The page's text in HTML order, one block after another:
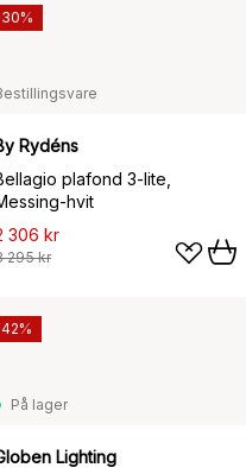
Rydéns
plafond 3-lite,
hvit
306 kr
295 kr
På lager
Lighting